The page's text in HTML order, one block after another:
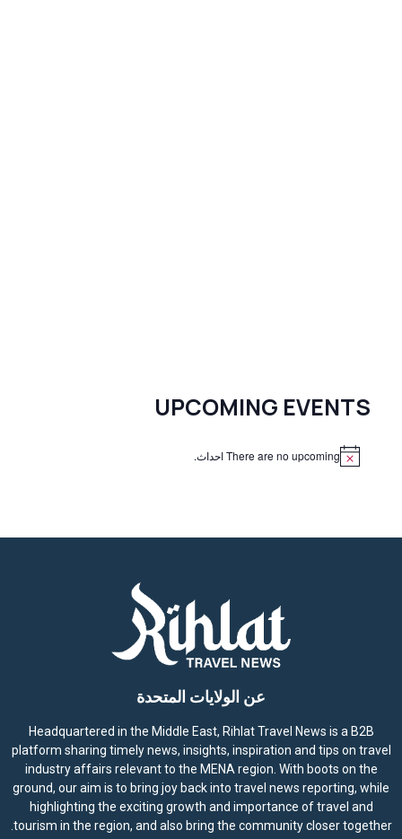
UPCOMING EVENTS
There are no upcoming احداث.
عن الولايات المتحدة
Headquartered in the Middle East, Rihlat Travel News is a B2B
platform sharing timely news, insights, inspiration and tips on travel
industry affairs relevant to the MENA region. With boots on the
ground, our aim is to bring joy back into travel news reporting, while
highlighting the exciting growth and importance of travel and
tourism in the region, and also bring the community closer together.